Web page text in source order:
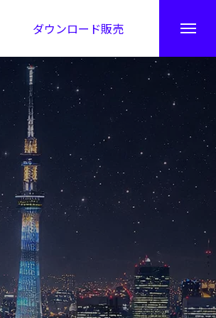
ダウンロード販売
秘伝公開！吉凶カレンダー